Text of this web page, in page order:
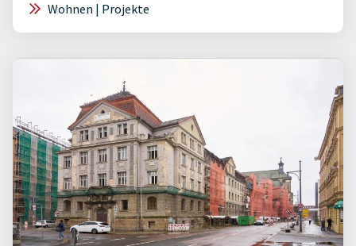
Wohnen | Projekte